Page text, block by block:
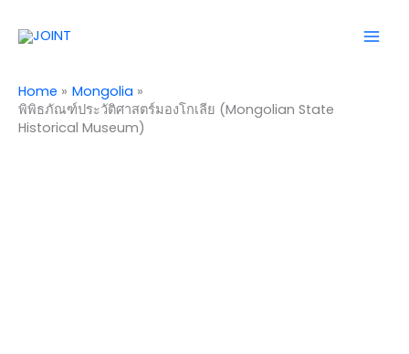
Home
Mongolia
พิพิธภัณฑ์ประวัติศาสตร์มองโกเลีย (Mongolian State
Historical Museum)